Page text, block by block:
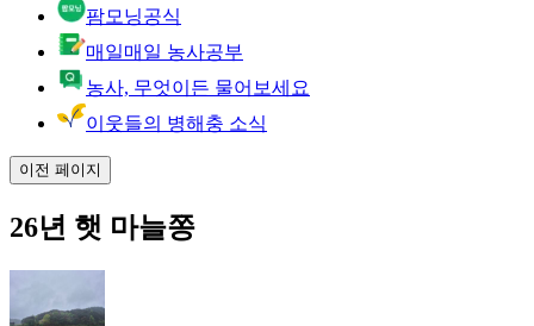
팜모닝공식
매일매일 농사공부
농사, 무엇이든 물어보세요
이웃들의 병해충 소식
이전 페이지
26년 햇 마늘쫑